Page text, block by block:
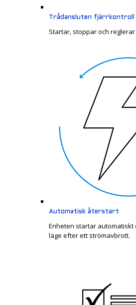
Trådansluten fjärrkontroll
Startar, stoppar och
Automatisk återstart
Enheten startar automatiskt
läge efter ett strömavbrott.